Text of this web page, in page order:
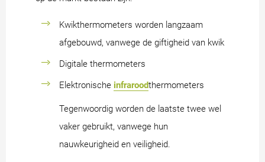
Kwikthermometers worden langzaam
afgebouwd, vanwege de giftigheid van kwik
Digitale thermometers
Elektronische infraroodthermometers
Tegenwoordig worden de laatste twee wel
vaker gebruikt, vanwege hun
nauwkeurigheid en veiligheid.